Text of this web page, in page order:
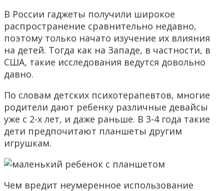
В России гаджеты получили широкое
распространение сравнительно недавно,
поэтому только начато изучение их влияния
на детей. Тогда как на Западе, в частности, в
США, такие исследования ведутся довольно
давно.
По словам детских психотерапевтов, многие
родители дают ребенку различные девайсы
уже с 2-х лет, и даже раньше. В 3-4 года такие
дети предпочитают планшеты другим
игрушкам.
Чем вредит неумеренное использование